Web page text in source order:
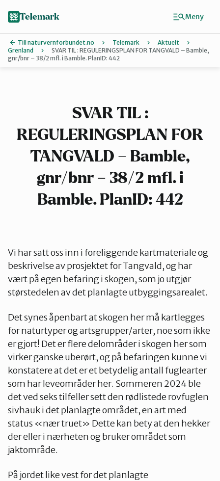
Kragerø og Drangedal
Midt-Telemark
Øst-Telemark
Telemark
Till naturvernforbundet.no Telemark
Aktuelt
Grenland
SVAR TIL : REGULERINGSPLAN FOR TANGVALD – Bamble,
gnr/bnr – 38/2 mfl. i Bamble. PlanID: 442
SVAR TIL :
REGULERINGSPLAN FOR
TANGVALD – Bamble,
gnr/bnr – 38/2 mfl. i
Bamble. PlanID: 442
Vi har satt oss inn i foreliggende kartmateriale og
beskrivelse av prosjektet for Tangvald, og har
vært på egen befaring i skogen, som jo utgjør
størstedelen av det planlagte utbyggingsarealet.
Det synes åpenbart at skogen her må kartlegges
for naturtyper og artsgrupper/arter, noe som ikke
er gjort! Det er flere delområder i skogen her som
virker ganske uberørt, og på befaringen kunne vi
konstatere at det er et betydelig antall fuglearter
som har leveområder her. Sommeren 2024 ble
det ved seks tilfeller sett den rødlistede rovfuglen
sivhauk i det planlagte området, en art med
status «nær truet» Dette kan bety at den hekker
der eller i nærheten og bruker området som
jaktområde.
På jordet like vest for det planlagte